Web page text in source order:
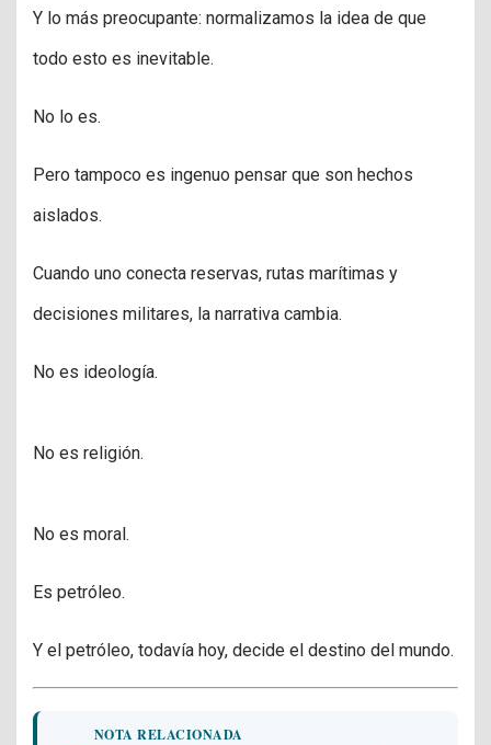
Y lo más preocupante: normalizamos la idea de que
todo esto es inevitable.
No lo es.
Pero tampoco es ingenuo pensar que son hechos
aislados.
Cuando uno conecta reservas, rutas marítimas y
decisiones militares, la narrativa cambia.
No es ideología.
No es religión.
No es moral.
Es petróleo.
Y el petróleo, todavía hoy, decide el destino del mundo.
NOTA RELACIONADA